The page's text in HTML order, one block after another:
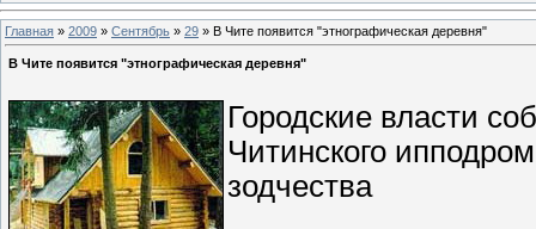
Главная » 2009 » Сентябрь » 29 » В Чите появится "этнографическая деревня"
В Чите появится "этнографическая деревня"
Городские власти
Читинского
зодчества